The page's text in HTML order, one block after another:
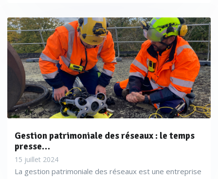
Gestion patrimoniale des réseaux : le temps
presse…
15 juillet 2024
La gestion patrimoniale des réseaux est une entreprise